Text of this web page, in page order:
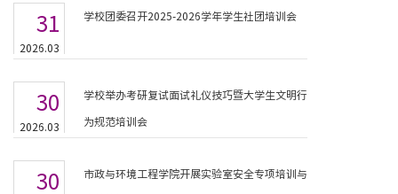
31
2026.03
学校团委召开2025-2026学年学生社团培训会
30
2026.03
学校举办考研复试面试礼仪技巧暨大学生文明行
为规范培训会
30 市政与环境工程学院开展实验室安全专项培训与